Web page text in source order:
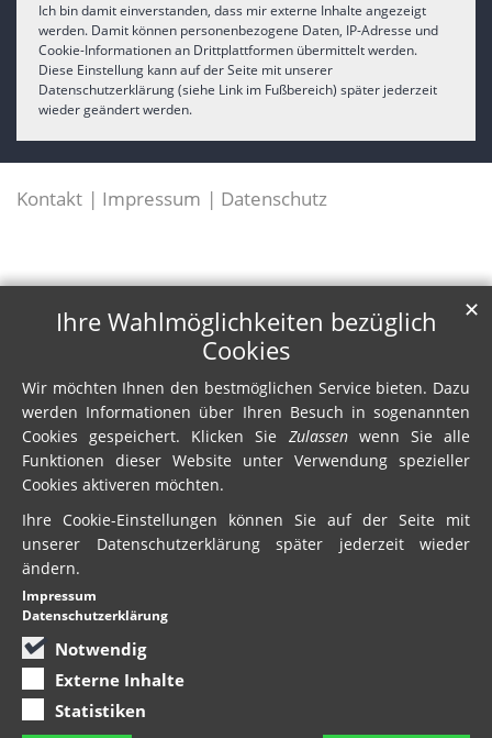
Ich bin damit einverstanden, dass mir externe Inhalte angezeigt
werden. Damit können personenbezogene Daten, IP-Adresse und
Cookie-Informationen an Drittplattformen übermittelt werden.
Diese Einstellung kann auf der Seite mit unserer
Datenschutzerklärung (siehe Link im Fußbereich) später jederzeit
wieder geändert werden.
Kontakt Impressum Datenschutz
Ihre Wahlmöglichkeiten bezüglich
Cookies
Wir möchten Ihnen den bestmöglichen Service bieten. Dazu
werden Informationen über Ihren Besuch in sogenannten
Cookies gespeichert. Klicken Sie Zulassenwenn Sie alle
Funktionen dieser Website unter Verwendung spezieller
Cookies aktiveren möchten.
Ihre Cookie-Einstellungen können Sie auf der Seite mit
unserer Datenschutzerklärung später jederzeit wieder
ändern.
Notwendig
Externe Inhalte
Statistiken
✕
Impressum
Datenschutzerklärung